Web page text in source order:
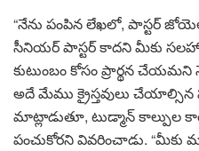
“నేను పంపిన లేఖలో, పాస్టర్
సీనియర్ పాస్టర్ కాదని మీకు
కుటుంబం కోసం ప్రార్థన చేయమని
అదే మేము క్రైస్తవులు
మాట్లాడుతూ, టుడ్మాన్ కాల్పుల
పంచుకోరని వివరించాడు.